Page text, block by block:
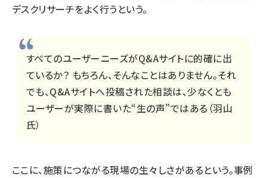
デスクリサーチをよく行うという。
すべてのユーザーニーズがQ&Aサイトに的確に出
ているか？ もちろん、そんなことはありません。それ
でも、Q&Aサイトへ投稿された相談は、少なくとも
ユーザーが実際に書いた“生の声”ではある（羽山
氏）
ここに、施策につながる現場の生々しさがあるという。事例